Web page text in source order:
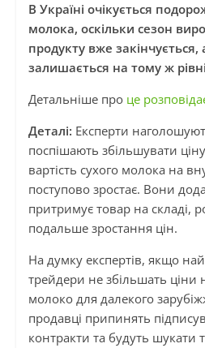
В Україні очікується
молока, оскільки сезон
продукту вже
залишається на тому ж
Детальніше про це
Деталі: Експерти
поспішають збільшувати
вартість сухого молока на
поступово зростає. Вони
притримує товар на складі,
подальше зростання цін.
На думку експертів, якщо
трейдери не збільшать ціни
молоко для далекого
продавці припинять
контракти та будуть шукати